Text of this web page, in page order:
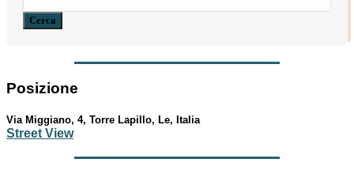
Cerca
Posizione
Via Miggiano, 4, Torre Lapillo, Le, Italia
Street View